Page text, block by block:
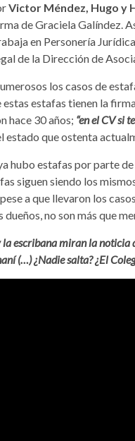
Victor Méndez, Hugo y
de Graciela Galíndez.
en Personería
de la Dirección de
los casos de
estas estafas tienen la
hace 30 años; “en el CV si
estado que ostenta
hubo estafas por parte
siguen siendo los
a que llevaron los
no son más que
la escribana miran la noticia
(…) ¿Nadie salta? ¿El